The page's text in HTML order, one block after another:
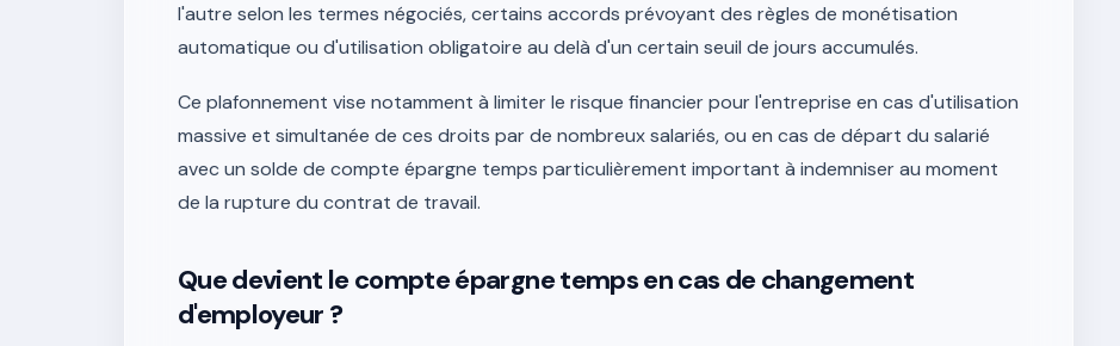
l'autre selon les termes négociés, certains accords prévoyant des règles de monétisation
automatique ou d'utilisation obligatoire au delà d'un certain seuil de jours accumulés.
Ce plafonnement vise notamment à limiter le risque financier pour l'entreprise en cas d'utilisation
massive et simultanée de ces droits par de nombreux salariés, ou en cas de départ du salarié
avec un solde de compte épargne temps particulièrement important à indemniser au moment
de la rupture du contrat de travail.
Que devient le compte épargne temps en cas de changement
d'employeur ?